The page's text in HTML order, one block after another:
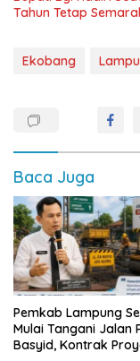
Tahun Tetap
Ekobang
Baca Juga
Pemkab Lampung
Mulai Tangani Jalan
Basyid, Kontrak